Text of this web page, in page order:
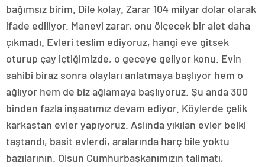
bağımsız birim. Dile kolay. Zarar 104 milyar dolar olarak
ifade ediliyor. Manevi zarar, onu ölçecek bir alet daha
çıkmadı. Evleri teslim ediyoruz, hangi eve gitsek
oturup çay içtiğimizde, o geceye geliyor konu. Evin
sahibi biraz sonra olayları anlatmaya başlıyor hem o
ağlıyor hem de biz ağlamaya başlıyoruz. Şu anda 300
binden fazla inşaatımız devam ediyor. Köylerde çelik
karkastan evler yapıyoruz. Aslında yıkılan evler belki
taştandı, basit evlerdi, aralarında harç bile yoktu
bazılarının. Olsun Cumhurbaşkanımızın talimatı,